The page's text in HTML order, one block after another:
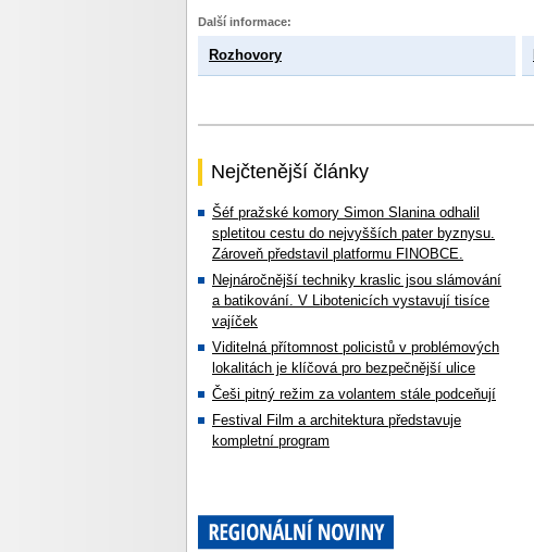
Další informace:
Rozhovory
Nejčtenější články
Šéf pražské komory Simon Slanina odhalil
spletitou cestu do nejvyšších pater byznysu.
Zároveň představil platformu FINOBCE.
Nejnáročnější techniky kraslic jsou slámování
a batikování. V Libotenicích vystavují tisíce
vajíček
Viditelná přítomnost policistů v problémových
lokalitách je klíčová pro bezpečnější ulice
Češi pitný režim za volantem stále podceňují
Festival Film a architektura představuje
kompletní program